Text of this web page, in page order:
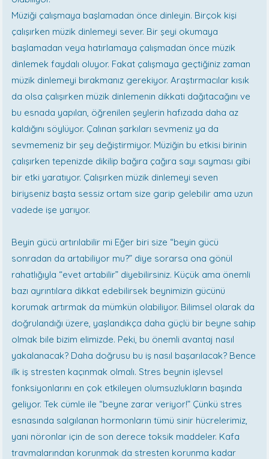
Müziği çalışmaya başlamadan önce dinleyin. Birçok kişi
çalışırken müzik dinlemeyi sever. Bir şeyi okumaya
başlamadan veya hatırlamaya çalışmadan önce müzik
dinlemek faydalı oluyor. Fakat çalışmaya geçtiğiniz zaman
müzik dinlemeyi bırakmanız gerekiyor. Araştırmacılar kısık
da olsa çalışırken müzik dinlemenin dikkati dağıtacağını ve
bu esnada yapılan, öğrenilen şeylerin hafızada daha az
kaldığını söylüyor. Çalınan şarkıları sevmeniz ya da
sevmemeniz bir şey değiştirmiyor. Müziğin bu etkisi birinin
çalışırken tepenizde dikilip bağıra çağıra sayı sayması gibi
bir etki yaratıyor. Çalışırken müzik dinlemeyi seven
biriyseniz başta sessiz ortam size garip gelebilir ama uzun
vadede işe yarıyor.
Beyin gücü artırılabilir mi Eğer biri size “beyin gücü
sonradan da artabiliyor mu?” diye sorarsa ona gönül
rahatlığıyla “evet artabilir” diyebilirsiniz. Küçük ama önemli
bazı ayrıntılara dikkat edebilirsek beynimizin gücünü
korumak artırmak da mümkün olabiliyor. Bilimsel olarak da
doğrulandığı üzere, yaşlandıkça daha güçlü bir beyne sahip
olmak bile bizim elimizde. Peki, bu önemli avantaj nasıl
yakalanacak? Daha doğrusu bu iş nasıl başarılacak? Bence
ilk iş stresten kaçınmak olmalı. Stres beynin işlevsel
fonksiyonlarını en çok etkileyen olumsuzlukların başında
geliyor. Tek cümle ile “beyne zarar veriyor!” Çünkü stres
esnasında salgılanan hormonların tümü sinir hücrelerimiz,
yani nöronlar için de son derece toksik maddeler. Kafa
travmalarından korunmak da stresten korunma kadar